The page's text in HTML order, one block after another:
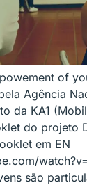
of
Agência
da KA1
do projeto
em EN
são